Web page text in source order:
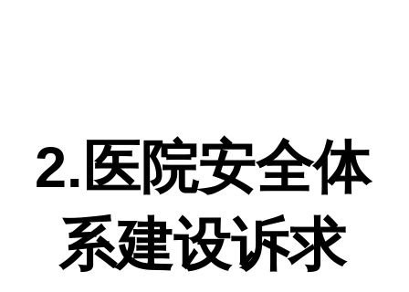
2.医院安全体
系建设诉求